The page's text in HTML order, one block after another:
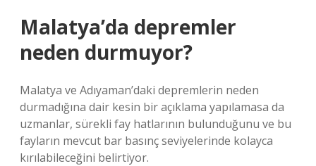
Malatya’da depremler
neden durmuyor?
Malatya ve Adıyaman’daki depremlerin neden
durmadığına dair kesin bir açıklama yapılamasa da
uzmanlar, sürekli fay hatlarının bulunduğunu ve bu
fayların mevcut bar basınç seviyelerinde kolayca
kırılabileceğini belirtiyor.